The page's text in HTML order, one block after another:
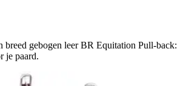
breed gebogen leer BR Equitation Pull-back:
je paard.